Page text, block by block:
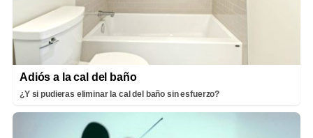
Adiós a la cal del baño
¿Y si pudieras eliminar la cal del baño sin esfuerzo?